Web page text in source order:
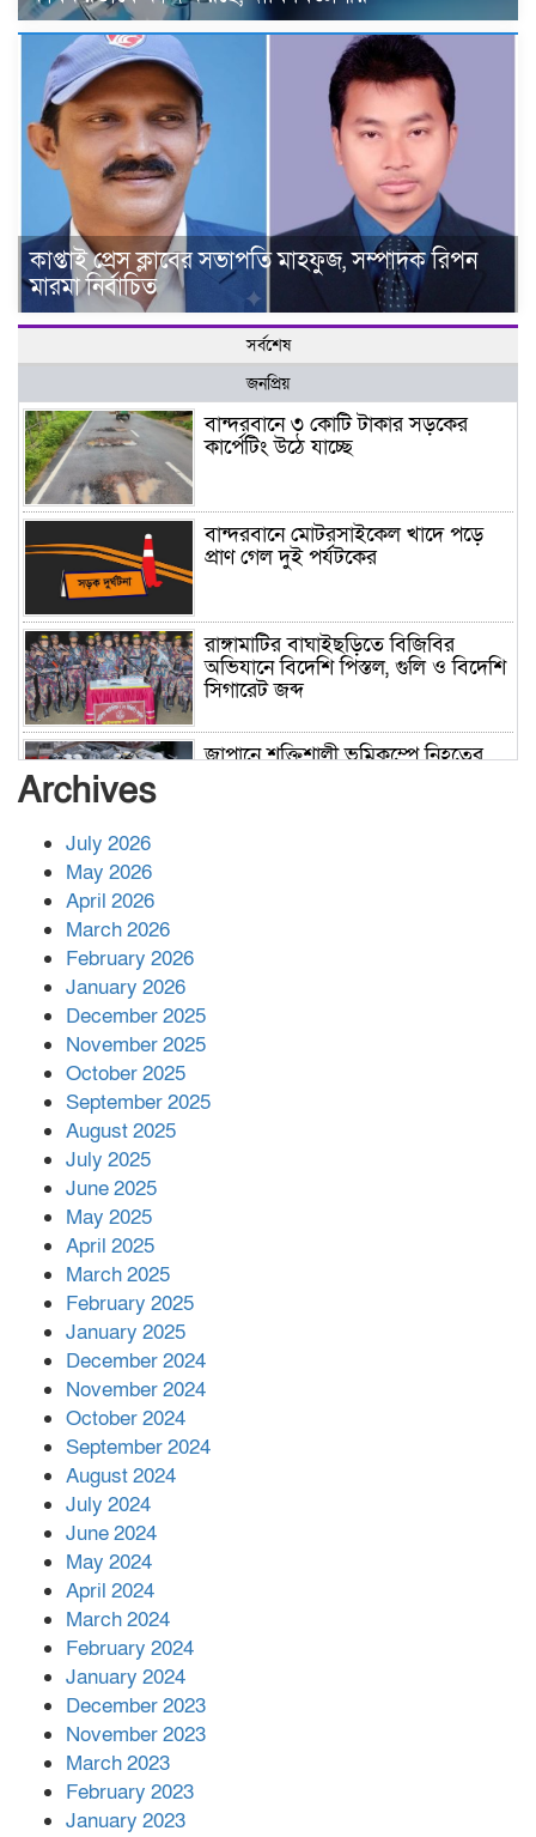
কাপ্তাই প্রেস ক্লাবের সভাপতি মাহফুজ, সম্পাদক রিপন
মারমা নির্বাচিত
সর্বশেষ
জনপ্রিয়
বান্দরবানে ৩ কোটি টাকার সড়কের
কার্পেটিং উঠে যাচ্ছে
বান্দরবানে মোটরসাইকেল খাদে পড়ে
প্রাণ গেল দুই পর্যটকের
রাঙ্গামাটির বাঘাইছড়িতে বিজিবির
অভিযানে বিদেশি পিস্তল, গুলি ও বিদেশি
সিগারেট জব্দ
জাপানে শক্তিশালী ভূমিকম্পে নিহতের
পর ফোন তারেক রহমানের,গ্যাস সঙ্কট
সহায়তা দিলেন সাচিং প্রু জেরী
Archives
July 2026
May 2026
April 2026
March 2026
February 2026
January 2026
December 2025
November 2025
October 2025
September 2025
August 2025
July 2025
June 2025
May 2025
April 2025
March 2025
February 2025
January 2025
December 2024
November 2024
October 2024
September 2024
August 2024
July 2024
June 2024
May 2024
April 2024
March 2024
February 2024
January 2024
December 2023
November 2023
March 2023
February 2023
January 2023